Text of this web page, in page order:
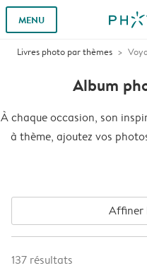
MENU
Livres photo par thèmes
Album
À chaque occasion, son
à thème, ajoutez vos
Affiner
137 résultats